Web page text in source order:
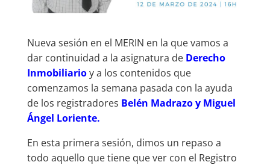
Nueva sesión en el MERIN en la que vamos a
dar continuidad a la asignatura de Derecho
Inmobiliarioy a los contenidos que
comenzamos la semana pasada con la ayuda
de los registradores Belén Madrazo y Miguel
Ángel Loriente.
En esta primera sesión, dimos un repaso a
todo aquello que tiene que ver con el Registro